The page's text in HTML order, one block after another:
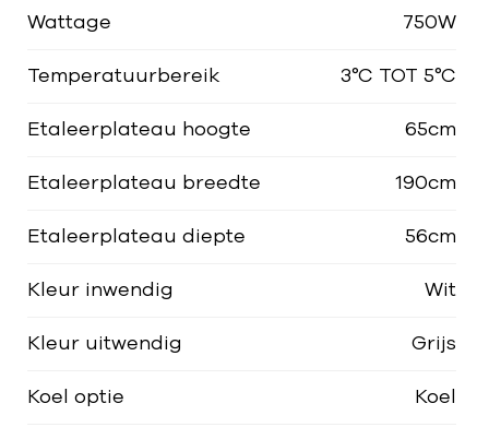
Wattage 750W
Temperatuurbereik 3°C TOT 5°C
Etaleerplateau hoogte 65cm
Etaleerplateau breedte 190cm
Etaleerplateau diepte 56cm
Kleur inwendig Wit
Kleur uitwendig Grijs
Koel optie Koel